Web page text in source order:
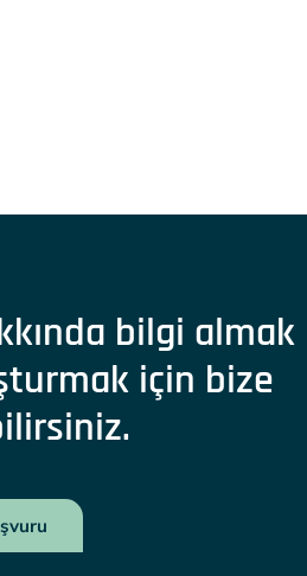
bilgi almak
için bize